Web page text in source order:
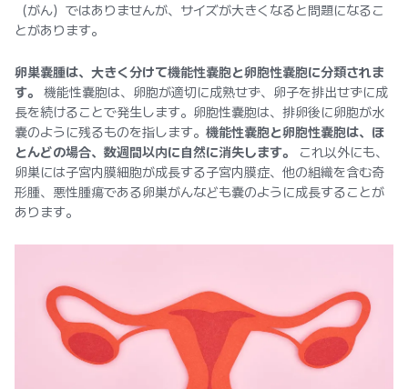
（がん）ではありませんが、サイズが大きくなると問題になるこ
とがあります。
卵巣嚢腫は、大きく分けて機能性嚢胞と卵胞性嚢胞に分類されま
す。
機能性嚢胞は、卵胞が適切に成熟せず、卵子を排出せずに成
長を続けることで発生します。卵胞性嚢胞は、排卵後に卵胞が水
嚢のように残るものを指します。 機能性嚢胞と卵胞性嚢胞は、ほ
とんどの場合、数週間以内に自然に消失します。
これ以外にも、
卵巣には子宮内膜細胞が成長する子宮内膜症、他の組織を含む奇
形腫、悪性腫瘍である卵巣がんなども嚢のように成長することが
あります。